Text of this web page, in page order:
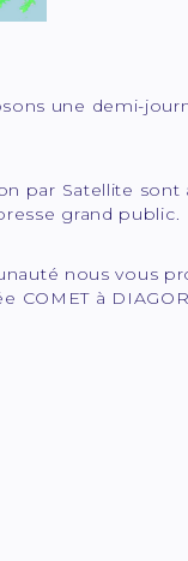
une demi-
par Satellite sont
grand public.
nous vous
à